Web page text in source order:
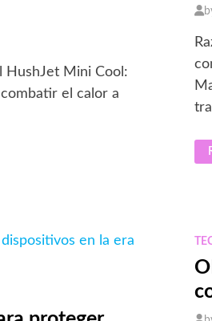
HushJet Mini Cool:
el calor a